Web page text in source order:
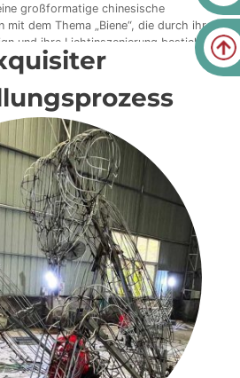
großformatige chinesische
mit dem Thema „Biene“, die durch ihr
und ihre Lichtinszenierung besticht.